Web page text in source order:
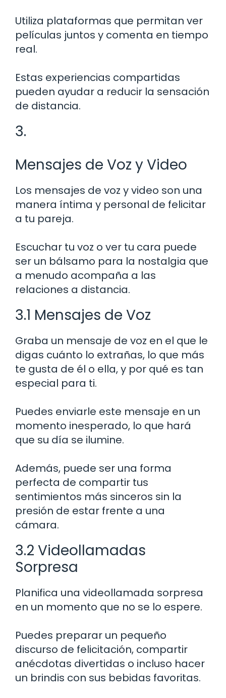
Utiliza plataformas que permitan ver
películas juntos y comenta en tiempo
real.
Estas experiencias compartidas
pueden ayudar a reducir la sensación
de distancia.
3.
Mensajes de Voz y Video
Los mensajes de voz y video son una
manera íntima y personal de felicitar
a tu pareja.
Escuchar tu voz o ver tu cara puede
ser un bálsamo para la nostalgia que
a menudo acompaña a las
relaciones a distancia.
3.1 Mensajes de Voz
Graba un mensaje de voz en el que le
digas cuánto lo extrañas, lo que más
te gusta de él o ella, y por qué es tan
especial para ti.
Puedes enviarle este mensaje en un
momento inesperado, lo que hará
que su día se ilumine.
Además, puede ser una forma
perfecta de compartir tus
sentimientos más sinceros sin la
presión de estar frente a una
cámara.
3.2 Videollamadas
Sorpresa
Planifica una videollamada sorpresa
en un momento que no se lo espere.
Puedes preparar un pequeño
discurso de felicitación, compartir
anécdotas divertidas o incluso hacer
un brindis con sus bebidas favoritas.